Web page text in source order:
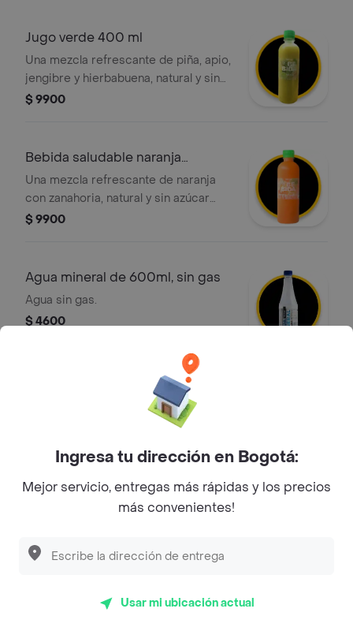
Jugo verde 400 ml
Una mezcla refrescante de piña, apio,
jengibre y hierbabuena, natural y sin
azúcar añadida, ideal para acompañar
$ 9900
Bebida saludable naranja
zanahoria
Una mezcla refrescante de naranja
con zanahoria, natural y sin azúcar
añadida, ideal para acompañar tus
$ 9900
Agua mineral de 600ml, sin gas
Agua sin gas.
$ 4600
Tostao' con gas 600 ml
Agua con gas de 600ml.
Aloe vera lyche 500 ml
bebida de aloe vera con el dulce y
Ingresa tu dirección en Bogotá:
Mejor servicio, entregas más rápidas y los precios
más convenientes!
Usar mi ubicación actual